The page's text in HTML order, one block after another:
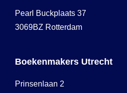
Pearl Buckplaats 37
3069BZ Rotterdam
Boekenmakers Utrecht
Prinsenlaan 2